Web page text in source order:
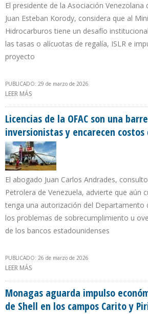
El presidente de la Asociación
Juan Esteban Korody, considera que al
Hidrocarburos tiene un desafío
las tasas o alícuotas de regalía, ISLR e
proyecto
PUBLICADO: 29 de marzo de 2026
LEER MÁS
Licencias de la OFAC son una
inversionistas y encarecen costos
El abogado Juan Carlos Andrades,
Petrolera de Venezuela, advierte que aún
tenga una autorización del Departamento
los problemas de sobrecumplimiento u
de los bancos estadounidenses
PUBLICADO: 26 de marzo de 2026
LEER MÁS
Monagas aguarda impulso
de Shell en los campos Carito y